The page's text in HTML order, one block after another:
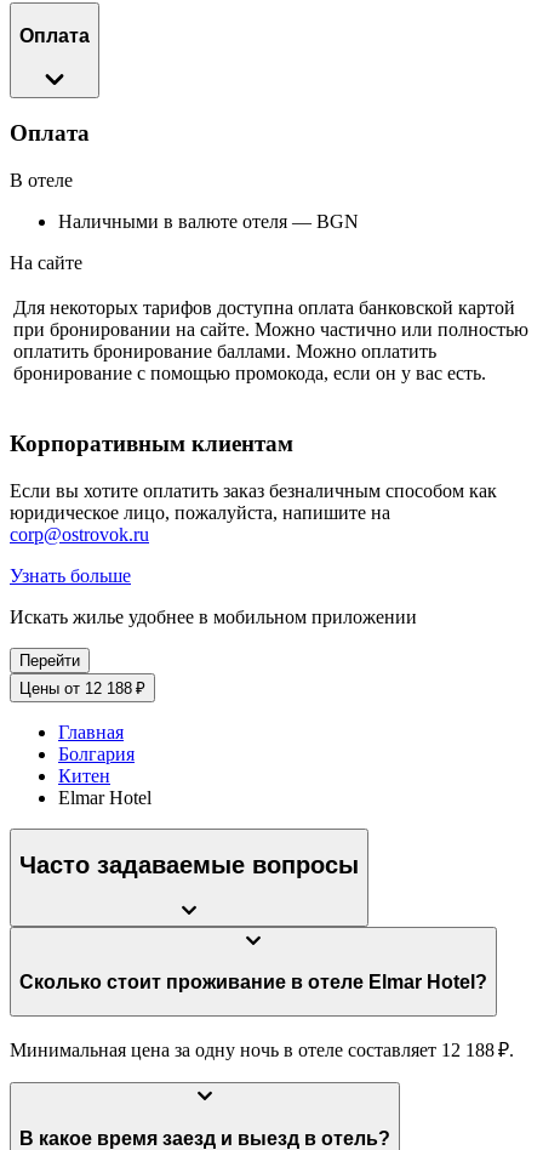
Оплата
Оплата
В отеле
Наличными в валюте отеля — BGN
На сайте
Для некоторых тарифов доступна оплата банковской картой
при бронировании на сайте. Можно частично или полностью
оплатить бронирование баллами. Можно оплатить
бронирование с помощью промокода, если он у вас есть.
Корпоративным клиентам
Если вы хотите оплатить заказ безналичным способом как
юридическое лицо, пожалуйста, напишите на
corp@ostrovok.ru
Узнать больше
Искать жилье удобнее в мобильном приложении
Перейти
Цены от 12 188 ₽
Главная
Болгария
Китен
Elmar Hotel
Часто задаваемые вопросы
Сколько стоит проживание в отеле Elmar Hotel?
Минимальная цена за одну ночь в отеле составляет 12 188 ₽.
В какое время заезд и выезд в отель?